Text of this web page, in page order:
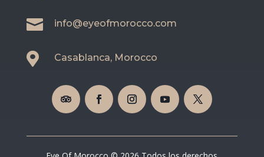
 info@eyeofmorocco.com
 Casablanca, Morocco